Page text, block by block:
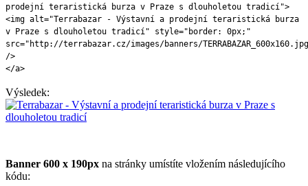
prodejní teraristická burza v Praze s dlouholetou tradicí">
<img alt="Terrabazar - Výstavní a prodejní teraristická burza
v Praze s dlouholetou tradicí" style="border: 0px;"
src="http://terrabazar.cz/images/banners/
/>
</a>
Výsledek:
Banner 600 x 190px na stránky umístíte vložením následujícího
kódu: